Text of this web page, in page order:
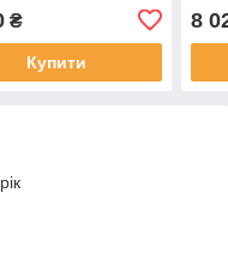
₴
Купити
8